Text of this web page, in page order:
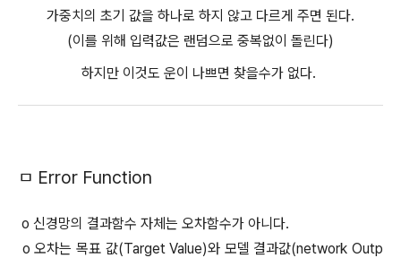
가중치의 초기 값을 하나로 하지 않고 다르게 주면 된다.
(이를 위해 입력값은 랜덤으로 중복없이 돌린다)
하지만 이것도 운이 나쁘면 찾을수가 없다.
ㅁ Error Function
o 신경망의 결과함수 자체는 오차함수가 아니다.
o 오차는 목표 값(Target Value)와 모델 결과값(network Outp